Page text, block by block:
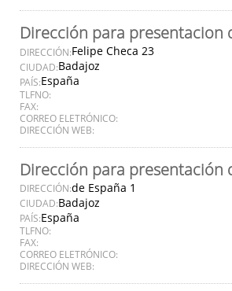
Dirección para presentacion
DIRECCIÓN:Felipe Checa 23
CIUDAD:Badajoz
PAÍS:España
TLFNO:
FAX:
CORREO ELETRÓNICO:
DIRECCIÓN WEB:
Dirección para presentación
DIRECCIÓN:de España 1
CIUDAD:Badajoz
PAÍS:España
TLFNO:
FAX:
CORREO ELETRÓNICO:
DIRECCIÓN WEB: